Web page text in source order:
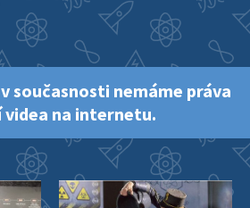
současnosti nemáme práva
videa na internetu.